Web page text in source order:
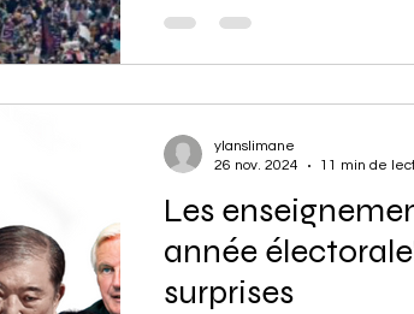
Les
année
surprises
ylanslimane
26 nov. 2024
11 min de